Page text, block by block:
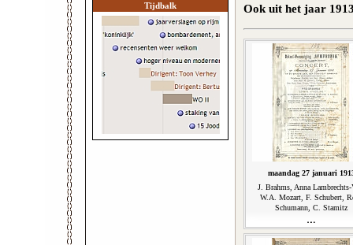
Tijdbalk Ook uit het jaar
maandag 27 januari
J. Brahms, Anna Lambrechts-
W.A. Mozart, F. Schubert,
Schumann, C. Stamitz